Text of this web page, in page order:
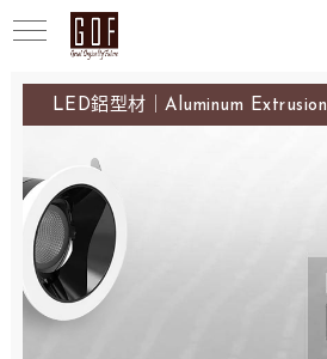
LED鋁型材｜Aluminum Extrusion